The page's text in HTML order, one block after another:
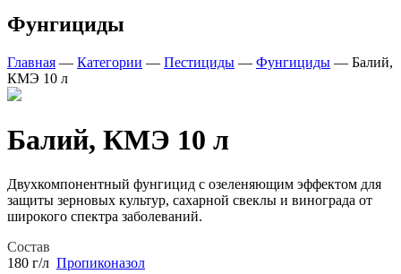
Фунгициды
Главная — Категории — Пестициды — Фунгициды — Балий,
КМЭ 10 л
Балий, КМЭ 10 л
Двухкомпонентный фунгицид с озеленяющим эффектом для
защиты зерновых культур, сахарной свеклы и винограда от
широкого спектра заболеваний.
Состав
180 г/л Пропиконазол